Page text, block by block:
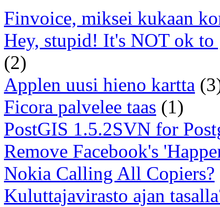
Finvoice, miksei kukaan
Hey, stupid! It's NOT ok to
(2)
Applen uusi hieno kartta
Ficora palvelee taas (1)
PostGIS 1.5.2SVN for
Remove Facebook's
Nokia Calling All Copiers?
Kuluttajavirasto ajan